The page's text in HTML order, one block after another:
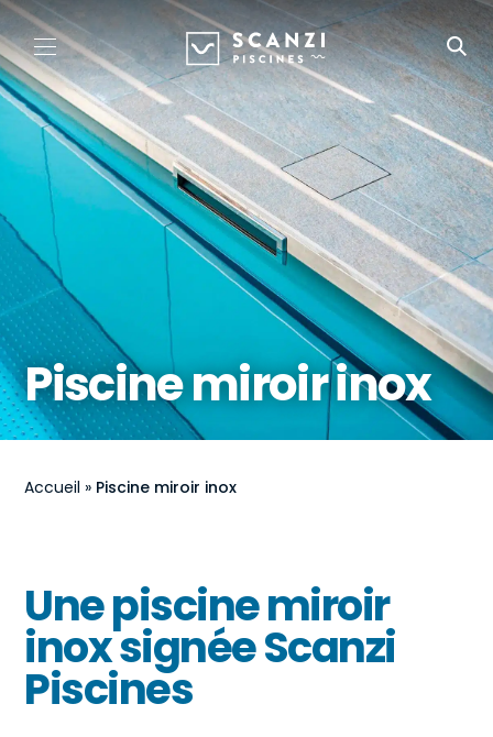
Piscine miroir inox
Accueil » Piscine miroir inox
Une piscine miroir
inox signée Scanzi
Piscines